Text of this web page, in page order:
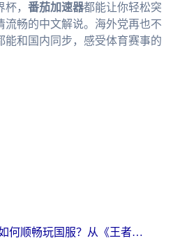
， 番茄加速器都能让你轻松突
流畅的中文解说。海外党再也不
能和国内同步，感受体育赛事的
人在海外，如何顺畅玩国服？从《王者荣耀》到《云图计划》的加速器终极指南